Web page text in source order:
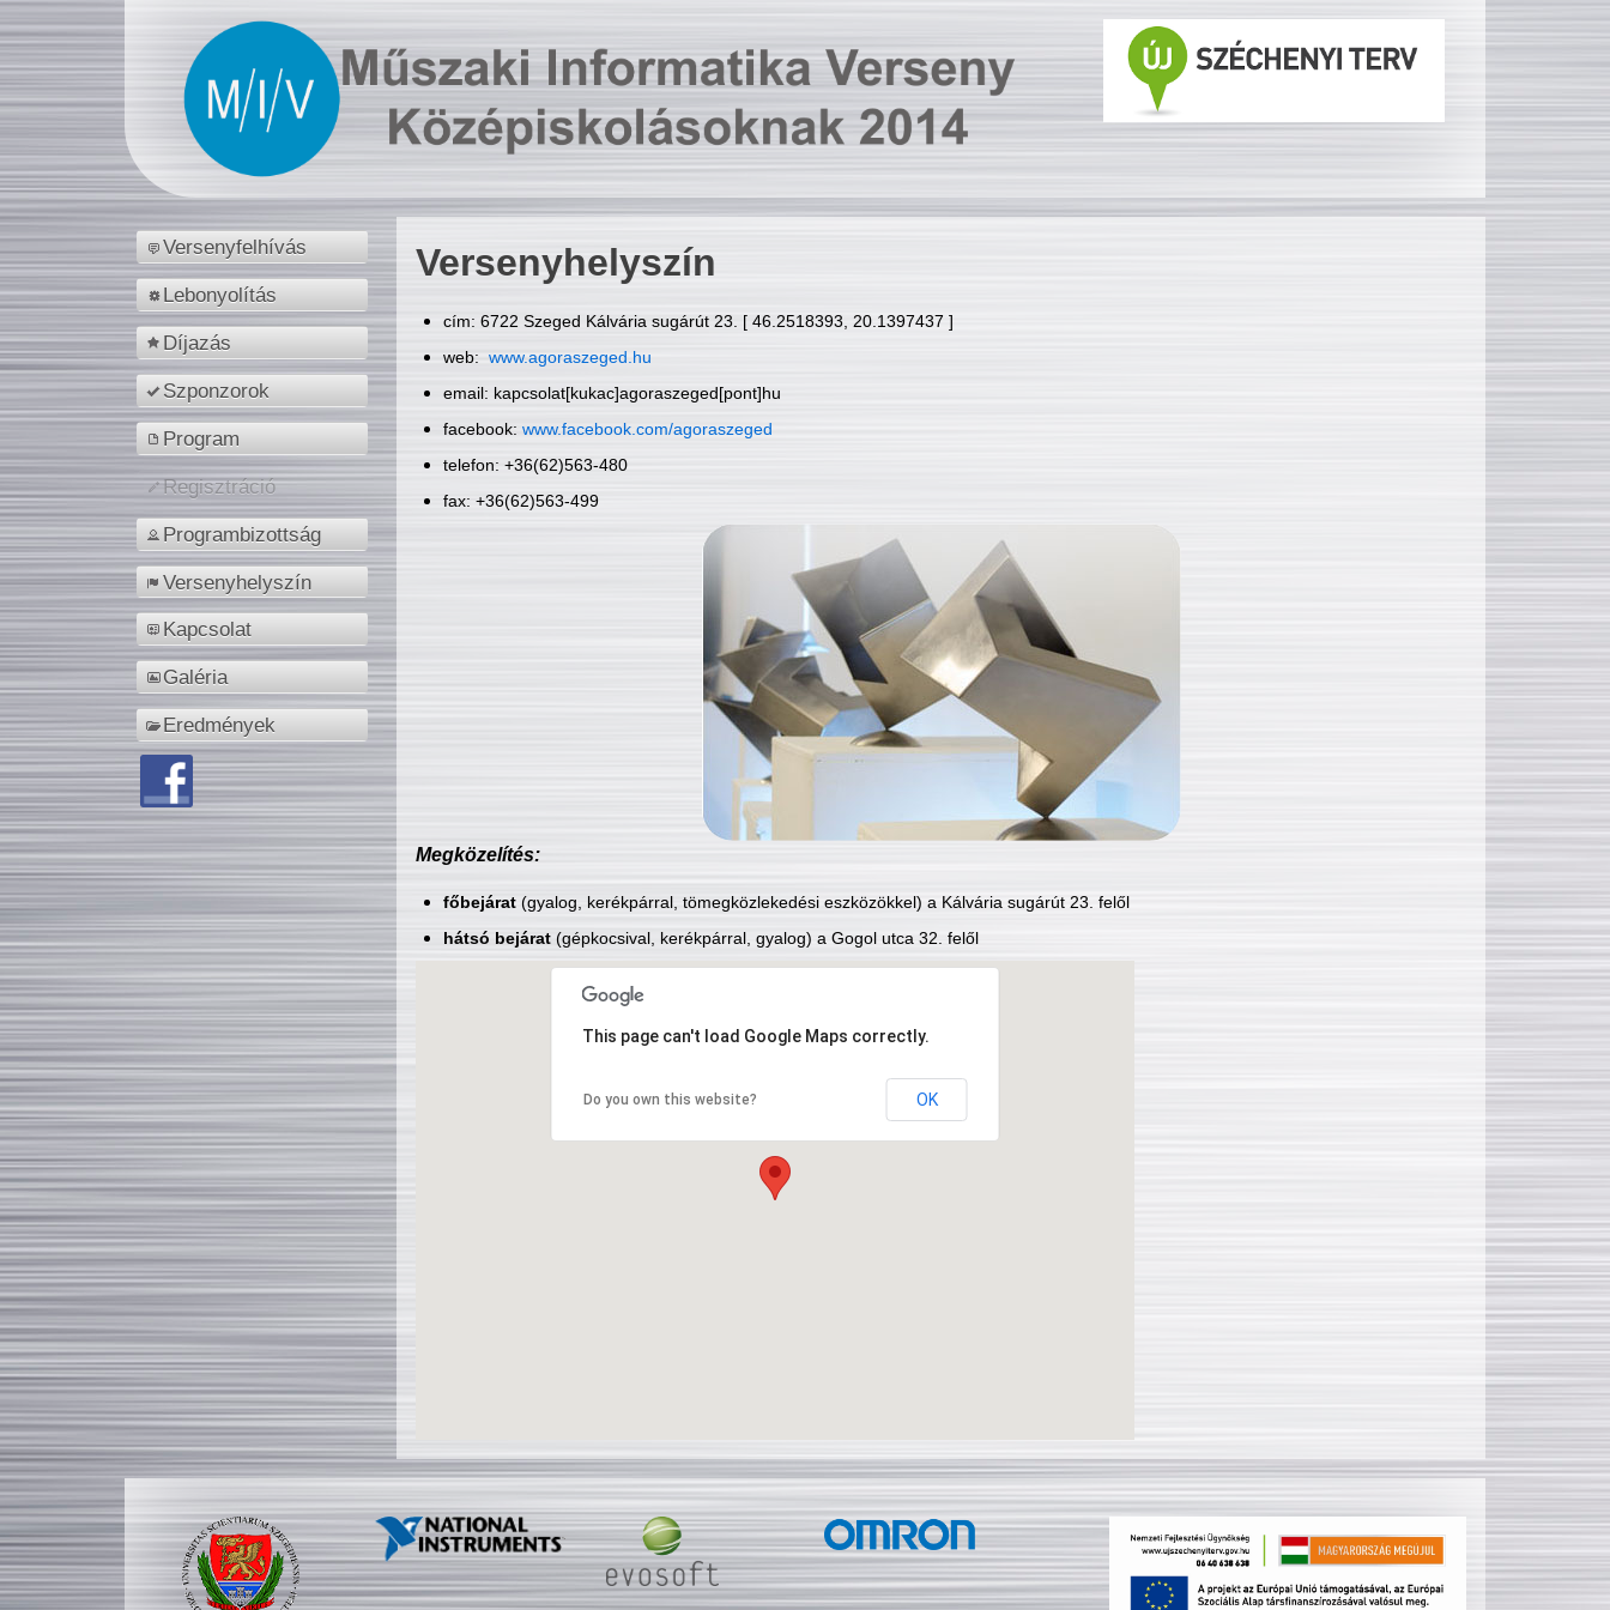
Versenyfelhívás
Lebonyolítás
Díjazás
Szponzorok
Program
Regisztráció
Programbizottság
Versenyhelyszín
Kapcsolat
Galéria
Eredmények
Versenyhelyszín
cím: 6722 Szeged Kálvária sugárút 23. [ 46.2518393, 20.1397437 ]
web: www.agoraszeged.hu
email: kapcsolat[kukac]agoraszeged[pont]hu
facebook: www.facebook.com/agoraszeged
telefon: +36(62)563-480
fax: +36(62)563-499
Megközelítés:
főbejárat(gyalog, kerékpárral, tömegközlekedési eszközökkel) a Kálvária sugárút 23. felől
hátsó bejárat(gépkocsival, kerékpárral, gyalog) a Gogol utca 32. felől
This page can't load Google Maps correctly.
Do you own this website? OK